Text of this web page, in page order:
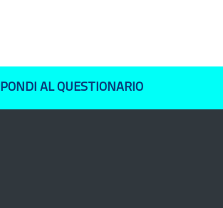
AL QUESTIONARIO